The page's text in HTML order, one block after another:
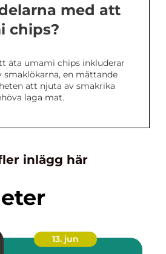
med att
chips?
äta umami chips inkluderar
smaklökarna, en mättande
att njuta av smakrika
laga mat.
inlägg här
13. jun